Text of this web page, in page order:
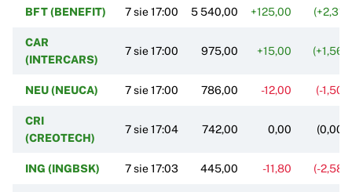
BFT (BENEFIT) 7 sie 17:00 5 540,00 +125,00
CAR
(INTERCARS)
7 sie 17:00 975,00 +15,00
NEU (NEUCA) 7 sie 17:00 786,00 -12,00 (-
CRI
(CREOTECH)
7 sie 17:04 742,00 0,00
ING (INGBSK) 7 sie 17:03 445,00 -11,80 (-